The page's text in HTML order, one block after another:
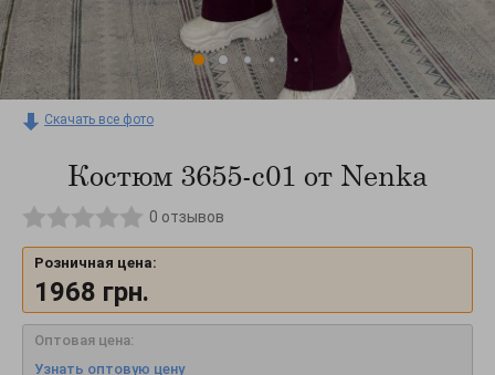
Скачать все фото
Костюм 3655-c01 от Nenka
0 отзывов
Розничная цена:
1968 грн.
Оптовая цена:
Узнать оптовую цену